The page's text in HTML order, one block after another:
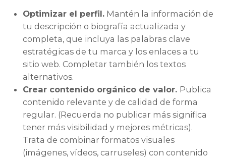
Optimizar el perfil.Mantén la información de
tu descripción o biografía actualizada y
completa, que incluya las palabras clave
estratégicas de tu marca y los enlaces a tu
sitio web. Completar también los textos
alternativos.
Crear contenido orgánico de valor. Publica
contenido relevante y de calidad de forma
regular. (Recuerda no publicar más significa
tener más visibilidad y mejores métricas).
Trata de combinar formatos visuales
(imágenes, vídeos, carruseles) con contenido